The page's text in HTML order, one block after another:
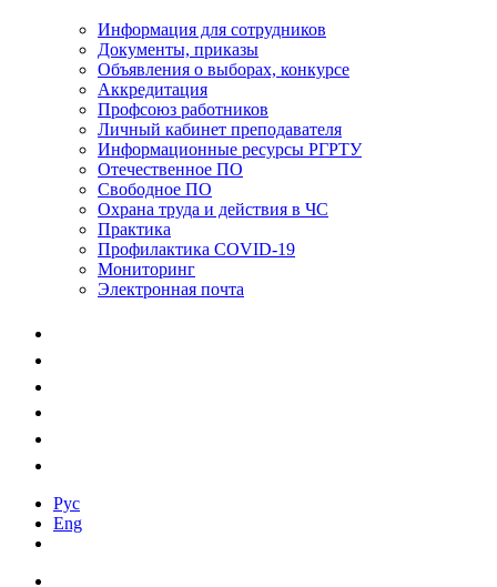
Информация для сотрудников
Документы, приказы
Объявления о выборах, конкурсе
Аккредитация
Профсоюз работников
Личный кабинет преподавателя
Информационные ресурсы РГРТУ
Отечественное ПО
Свободное ПО
Охрана труда и действия в ЧС
Практика
Профилактика COVID-19
Мониторинг
Электронная почта
Рус
Eng